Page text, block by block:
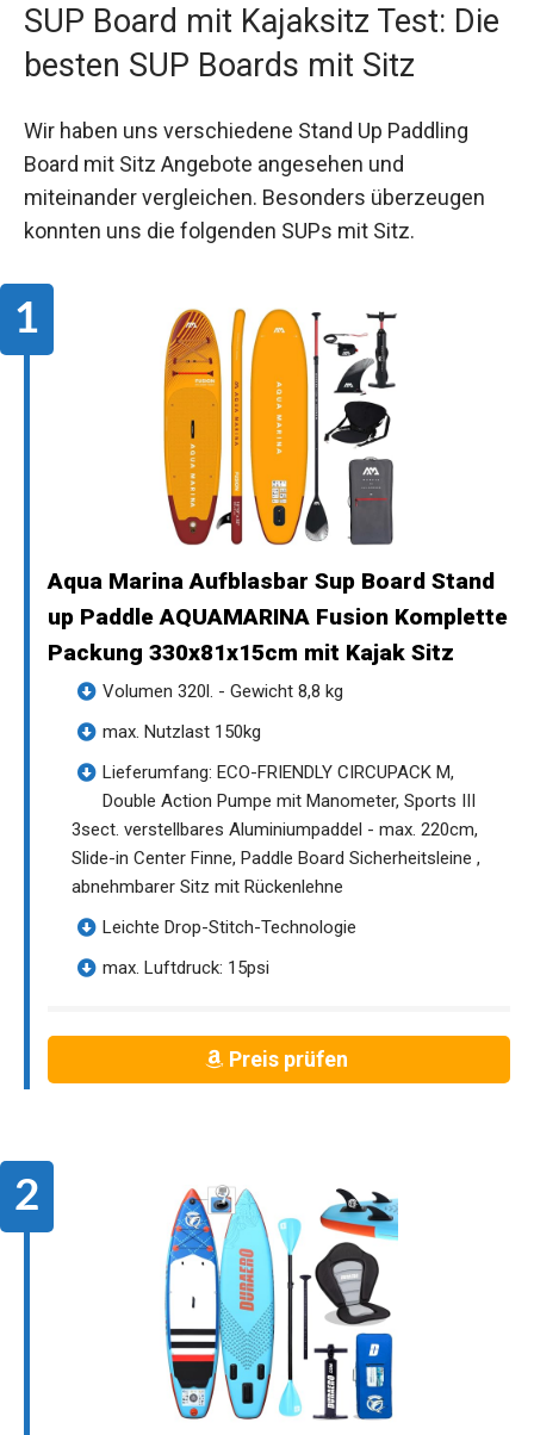
SUP Board mit Kajaksitz Test: Die
besten SUP Boards mit Sitz
Wir haben uns verschiedene Stand Up Paddling
Board mit Sitz Angebote angesehen und
miteinander vergleichen. Besonders überzeugen
konnten uns die folgenden SUPs mit Sitz.
Aqua Marina Aufblasbar Sup Board Stand
up Paddle AQUAMARINA Fusion Komplette
Packung 330x81x15cm mit Kajak Sitz
Volumen 320l. - Gewicht 8,8 kg
max. Nutzlast 150kg
Lieferumfang: ECO-FRIENDLY CIRCUPACK M,
Double Action Pumpe mit Manometer, Sports III
3sect. verstellbares Aluminiumpaddel - max. 220cm,
Slide-in Center Finne, Paddle Board Sicherheitsleine ,
abnehmbarer Sitz mit Rückenlehne
Leichte Drop-Stitch-Technologie
max. Luftdruck: 15psi
Preis prüfen